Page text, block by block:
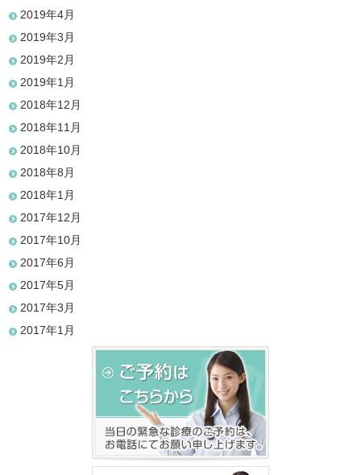
2019年4月
2019年3月
2019年2月
2019年1月
2018年12月
2018年11月
2018年10月
2018年8月
2018年1月
2017年12月
2017年10月
2017年6月
2017年5月
2017年3月
2017年1月